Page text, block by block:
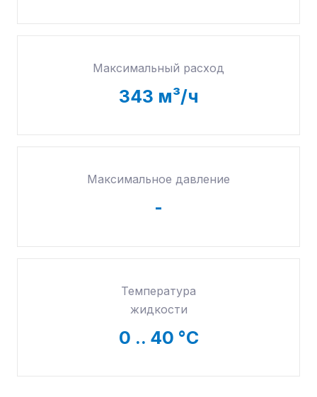
Максимальный расход
343 м³/ч
Максимальное давление
-
Температура
жидкости
0 .. 40 °С